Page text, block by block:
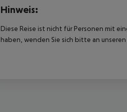
Hinweis:
Diese Reise ist nicht für Personen mit
haben, wenden Sie sich bitte an